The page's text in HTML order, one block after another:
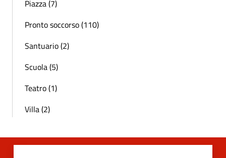
Piazza (7)
Pronto soccorso (110)
Santuario (2)
Scuola (5)
Teatro (1)
Villa (2)